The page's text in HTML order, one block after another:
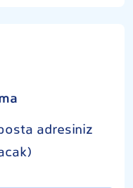
adresiniz